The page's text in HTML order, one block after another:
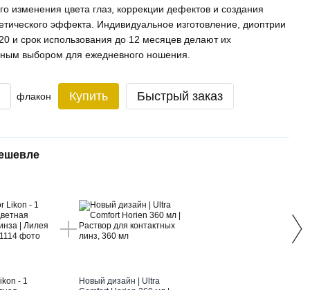
изменения цвета глаз, коррекции дефектов и создания
эффекта. Индивидуальное изготовление, диоптрии
и срок использования до 12 месяцев делают их
выбором для ежедневного ношения.
флакон Купить Быстрый заказ
- 1
Новый дизайн | Ultra